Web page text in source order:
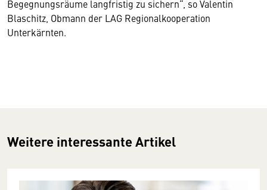
Begegnungsräume langfristig zu sichern“, so Valentin
Blaschitz, Obmann der LAG Regionalkooperation
Unterkärnten.
Weitere interessante Artikel